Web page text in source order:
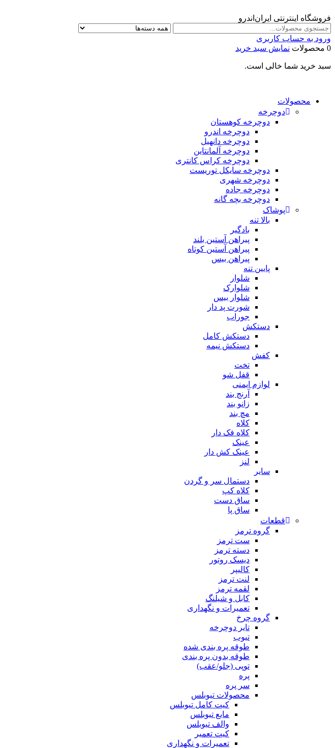
فروشگاه اینترنتی ایران‌اندرو
ورود به حساب کاربری
0 محصولات
نمایش سبد خرید
سبد خرید شما خالی است.
محصولات
دوچرخه
دوچرخه کوهستان
دوچرخه اندرو
دوچرخه دانهیل
دوچرخه آلمانتاین
دوچرخه کراس کانتری
دوچرخه سایکل توریست
دوچرخه شهری
دوچرخه جاده
دوچرخه بچه گانه
پوشاک
بالا تنه
بادگیر
پیراهن آستین بلند
پیراهن آستین کوتاه
پیراهن بیس
پایین تنه
شلوار
شلوارک
شلوار بیس
شورت پد دار
جوراب
دستکش
دستکش کامل
دستکش نیمه
کفش
تخت
قفل شو
لوازم ایمنی
آرنج بند
زانو بند
مچ بند
کلاه
کلاه فک دار
عینک
عینک کش دار
لنز
سایر
دستمال سر و گردن
کلاه کپ
ساق دست
ساق پا
قطعات
گروه ترمز
ست ترمز
دسته ترمز
دیسک روتور
کالیپر
لنت ترمز
لقمه ترمز
کابل و شیلنگ
تعمیرات و نگهداری
گروه چرخ
تایر دوچرخه
تیوب
طوقه پره بندی شده
طوقه بدون پره بندی
توپی (جلو/عقب)
پره
سر پره
محصولات تیوبلس
کیت کامل تیوبلس
مایع تیوبلس
والف تیوبلس
کیت تعمیر
تعمیرات و نگهداری